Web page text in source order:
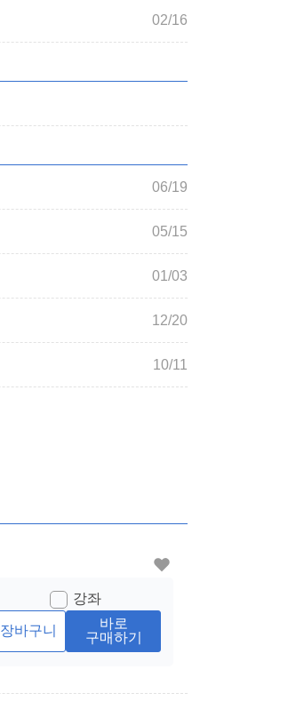
02/16
06/19
05/15
01/03
12/20
10/11
강좌
장바구니
바로
구매하기